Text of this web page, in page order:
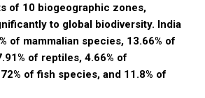
of 10 biogeographic zones,
to global biodiversity. India
of mammalian species, 13.66% of
of reptiles, 4.66% of
of fish species, and 11.8% of